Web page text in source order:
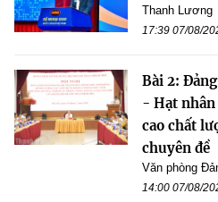
Thanh Lương
17:39 07/08/
Bài 2:
- Hạt nhân
cao chất
chuyên đề
Văn phòng
14:00 07/08/